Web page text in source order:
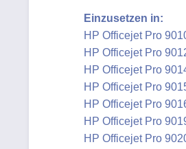
Einzusetzen in:
HP Officejet Pro
HP Officejet Pro
HP Officejet Pro
HP Officejet Pro
HP Officejet Pro
HP Officejet Pro
HP Officejet Pro